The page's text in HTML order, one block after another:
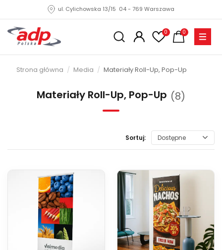
ul. Cylichowska 13/15 04 - 769 Warszawa
0 0
Strona główna Media Materiały Roll-Up, Pop-Up
Materiały Roll-Up, Pop-Up (8)
Sortuj: Dostępne